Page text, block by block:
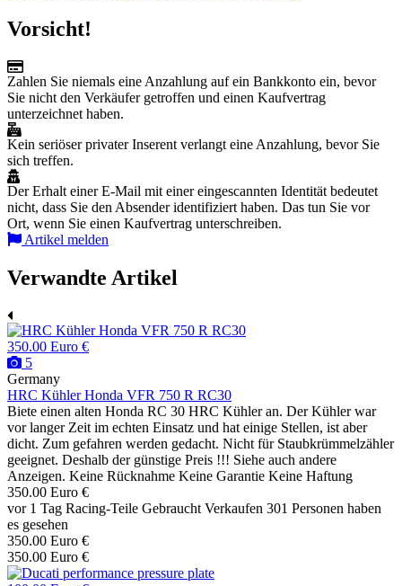
Vorsicht!
Zahlen Sie niemals eine Anzahlung auf ein Bankkonto ein, bevor
Sie nicht den Verkäufer getroffen und einen Kaufvertrag
unterzeichnet haben.
Kein seriöser privater Inserent verlangt eine Anzahlung, bevor Sie
sich treffen.
Der Erhalt einer E-Mail mit einer eingescannten Identität bedeutet
nicht, dass Sie den Absender identifiziert haben. Das tun Sie vor
Ort, wenn Sie einen Kaufvertrag unterschreiben.
Artikel melden
Verwandte Artikel
350.00 Euro €
5
Germany
HRC Kühler Honda VFR 750 R RC30
Biete einen alten Honda RC 30 HRC Kühler an. Der Kühler war
vor langer Zeit im echten Einsatz und hat einige Stellen, ist aber
dicht. Zum gefahren werden gedacht. Nicht für Staubkrümmelzähler
geeignet. Deshalb der günstige Preis !!! Siehe auch andere
Anzeigen. Keine Rücknahme Keine Garantie Keine Haftung
350.00 Euro €
vor 1 Tag Racing-Teile Gebraucht Verkaufen 301 Personen haben
es gesehen
350.00 Euro €
350.00 Euro €